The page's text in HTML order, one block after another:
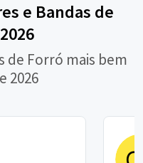
e Bandas de
de Forró mais bem
2026